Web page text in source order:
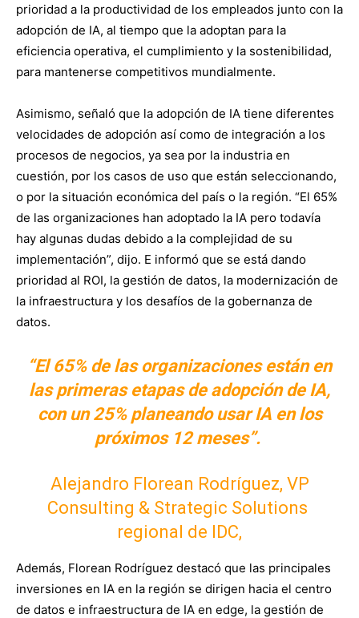
prioridad a la productividad de los empleados junto con la
adopción de IA, al tiempo que la adoptan para la
eficiencia operativa, el cumplimiento y la sostenibilidad,
para mantenerse competitivos mundialmente.
Asimismo, señaló que la adopción de IA tiene diferentes
velocidades de adopción así como de integración a los
procesos de negocios, ya sea por la industria en
cuestión, por los casos de uso que están seleccionando,
o por la situación económica del país o la región. “El 65%
de las organizaciones han adoptado la IA pero todavía
hay algunas dudas debido a la complejidad de su
implementación”, dijo. E informó que se está dando
prioridad al ROI, la gestión de datos, la modernización de
la infraestructura y los desafíos de la gobernanza de
datos.
“El 65% de las organizaciones están en
las primeras etapas de adopción de IA,
con un 25% planeando usar IA en los
próximos 12 meses”.
Alejandro Florean Rodríguez, VP
Consulting & Strategic Solutions
regional de IDC,
Además, Florean Rodríguez destacó que las principales
inversiones en IA en la región se dirigen hacia el centro
de datos e infraestructura de IA en edge, la gestión de